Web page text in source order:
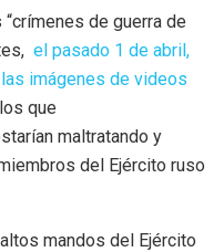
de guerra de
el pasado 1 de abril,
imágenes de videos
que
maltratando y
del Ejército ruso
mandos del Ejército